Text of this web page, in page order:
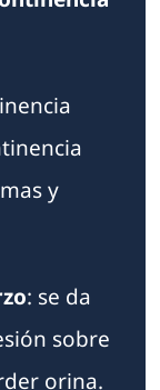
y
: se da
sobre
orina.